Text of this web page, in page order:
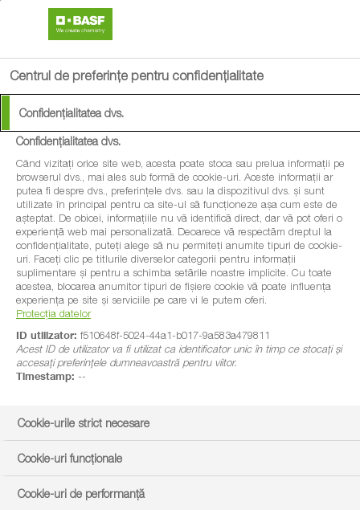
Centrul de preferințe pentru confidențialitate
Confidențialitatea dvs.
Confidențialitatea dvs.
Când vizitați orice site web, acesta poate stoca sau prelua informații pe
browserul dvs., mai ales sub formă de cookie-uri. Aceste informații ar
putea fi despre dvs., preferințele dvs. sau la dispozitivul dvs. și sunt
utilizate în principal pentru ca site-ul să funcționeze așa cum este de
așteptat. De obicei, informațiile nu vă identifică direct, dar vă pot oferi o
experiență web mai personalizată. Deoarece vă respectăm dreptul la
confidențialitate, puteți alege să nu permiteți anumite tipuri de cookie-
uri. Faceți clic pe titlurile diverselor categorii pentru informații
suplimentare și pentru a schimba setările noastre implicite. Cu toate
acestea, blocarea anumitor tipuri de fișiere cookie vă poate influența
experiența pe site și serviciile pe care vi le putem oferi.
Protecția datelor
ID utilizator: f510648f-5024-44a1-b017-9a583a479811
Acest ID de utilizator va fi utilizat ca identificator unic în timp ce stocați și
accesați preferințele dumneavoastră pentru viitor.
Timestamp: --
Cookie-urile strict necesare
Cookie-uri funcționale
Cookie-uri de performanță